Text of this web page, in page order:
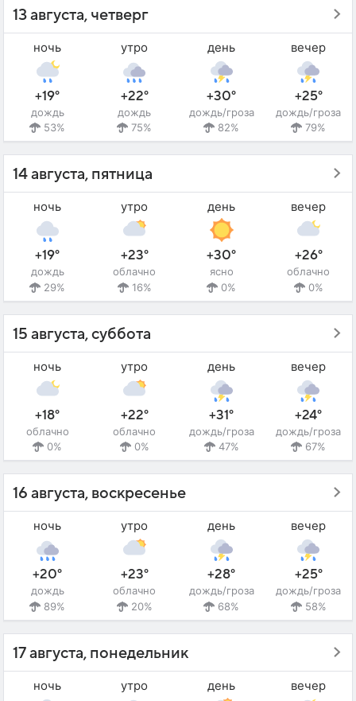
13 августа, четверг
ночь
+19°
дождь
53%
утро
+22°
дождь
75%
день
+30°
дождь/гроза
82%
вечер
+25°
дождь/гроза
79%
14 августа, пятница
ночь
+19°
дождь
29%
утро
+23°
облачно
16%
день
+30°
ясно
0%
вечер
+26°
облачно
0%
15 августа, суббота
ночь
+18°
облачно
0%
утро
+22°
облачно
0%
день
+31°
дождь/гроза
47%
вечер
+24°
дождь/гроза
67%
16 августа, воскресенье
ночь
+20°
дождь
89%
утро
+23°
облачно
20%
день
+28°
дождь/гроза
68%
вечер
+25°
дождь/гроза
58%
17 августа, понедельник
ночь утро день вечер